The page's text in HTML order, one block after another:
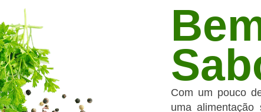
Com um pouco
uma alimentação